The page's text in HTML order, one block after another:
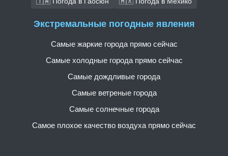
Экстремальные погодные явления
Самые жаркие города прямо сейчас
Самые холодные города прямо сейчас
Самые дождливые города
Самые ветреные города
Самые солнечные города
Самое плохое качество воздуха прямо сейчас